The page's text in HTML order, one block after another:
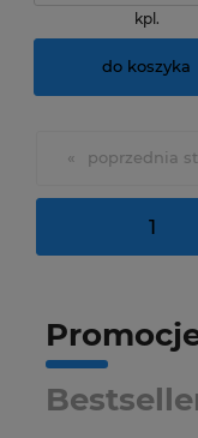
kpl.
do koszyka
«
1